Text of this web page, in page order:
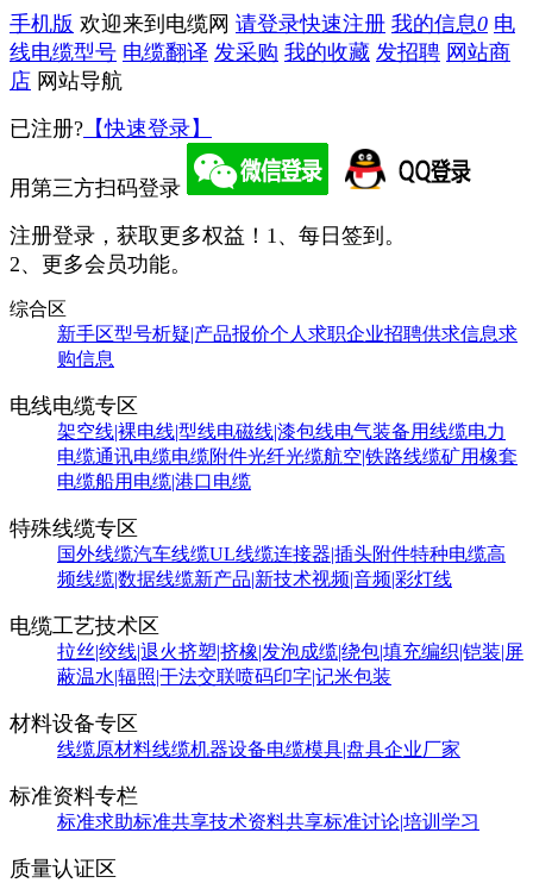
手机版 欢迎来到电缆网 请登录快速注册 我的信息0 电
线电缆型号 电缆翻译 发采购 我的收藏 发招聘 网站商
店 网站导航
已注册? 【快速登录】
用第三方扫码登录
注册登录，获取更多权益！ 1、每日签到。
2、更多会员功能。
综合区
新手区型号析疑|产品报价个人求职企业招聘供求信息求
购信息
电线电缆专区
架空线|裸电线|型线电磁线|漆包线电气装备用线缆电力
电缆通讯电缆电缆附件光纤光缆航空|铁路线缆矿用橡套
电缆船用电缆|港口电缆
特殊线缆专区
国外线缆汽车线缆UL线缆连接器|插头附件特种电缆高
频线缆|数据线缆新产品|新技术视频|音频|彩灯线
电缆工艺技术区
拉丝|绞线|退火挤塑|挤橡|发泡成缆|绕包|填充编织|铠装|屏
蔽温水|辐照|干法交联喷码印字|记米包装
材料设备专区
线缆原材料线缆机器设备电缆模具|盘具企业厂家
标准资料专栏
标准求助标准共享技术资料共享标准讨论|培训学习
质量认证区